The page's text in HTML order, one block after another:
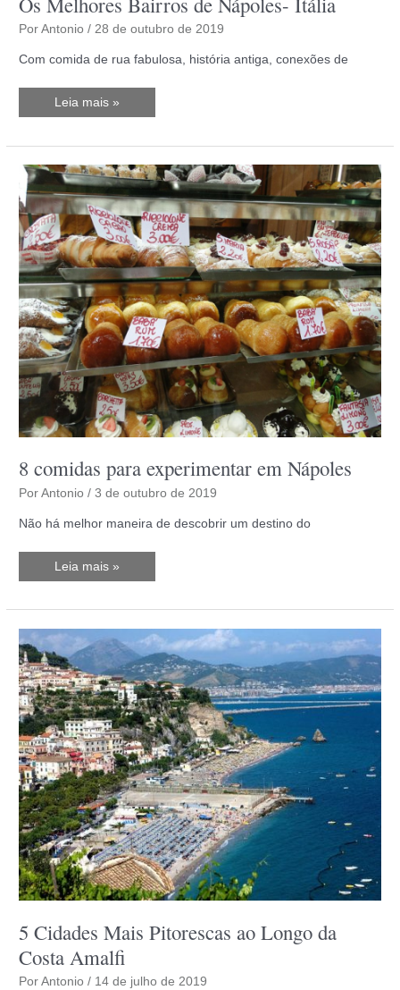
PorAntonio/28 de outubro de 2019
Com comida de rua fabulosa, história antiga, conexões de
Os
Nápoles-
Leia mais »
8 comidas para experimentar em Nápoles
PorAntonio/3 de outubro de 2019
Não há melhor maneira de descobrir um destino do
8
em
Leia mais »
5 Cidades Mais Pitorescas ao Longo da
Costa Amalfi
PorAntonio/ 14 de julho de 2019